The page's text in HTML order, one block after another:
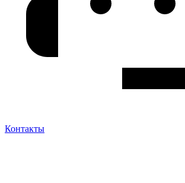
Контакты